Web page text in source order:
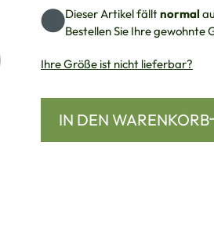
Dieser Artikel fälltnormal
Bestellen Sie Ihre gewohnte
Ihre Größe ist nicht lieferbar?
IN DEN WARENKORB